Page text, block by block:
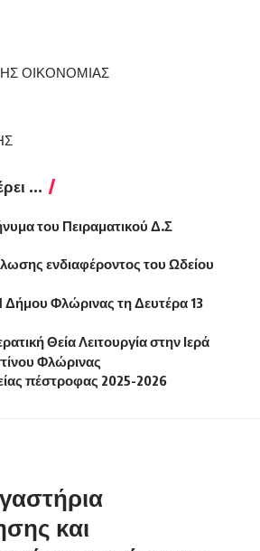
ΟΙΚΟΝΟΜΙΑΣ
...
του Πειραματικού Δ.Σ
ενδιαφέροντος του Ωδείου
Φλώρινας τη Δευτέρα 13
Θεία Λειτουργία στην Ιερά
Φλώρινας
πέστροφας 2025-2026
και